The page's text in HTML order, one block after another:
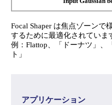
Focal Shaper は焦点ゾーンで
するために最適化されていま
例：Flattop、「ドーナツ」、
ト」
アプリケーション